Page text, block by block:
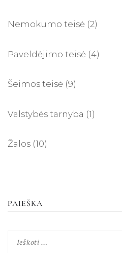
Nemokumo teisė (2)
Paveldėjimo teisė (4)
Šeimos teisė (9)
Valstybės tarnyba (1)
Žalos (10)
PAIEŠKA
Ieškoti: